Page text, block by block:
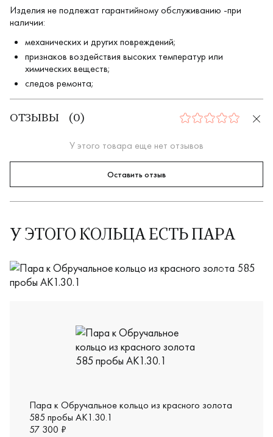
Изделия не подлежат гарантийному обслуживанию -при
наличии:
механических и других повреждений;
признаков воздействия высоких температур или
химических веществ;
следов ремонта;
ОТЗЫВЫ ( 0) 0
У этого товара еще нет отзывов
Оставить отзыв
У ЭТОГО КОЛЬЦА ЕСТЬ ПАРА
Пара к Обручальное кольцо из красного золота
585 пробы АК1.30.1
57 300 ₽
АК1.30.1В